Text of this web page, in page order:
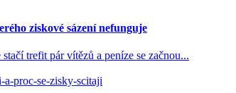
ziskové sázení nefunguje
trefit pár vítězů a peníze se začnou...